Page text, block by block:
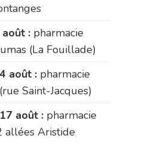
: pharmacie
(La Fouillade)
août : pharmacie
Saint-Jacques)
août : pharmacie
allées Aristide